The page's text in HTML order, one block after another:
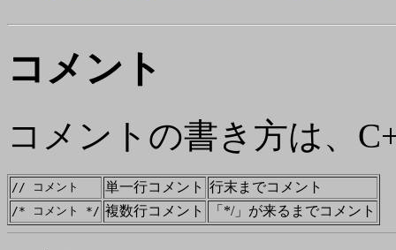
コメント
コメントの書き方は、
// コメント 単一行コメント 行末までコメント
/* コメント */ 複数行コメント 「*/」が来るまでコメント